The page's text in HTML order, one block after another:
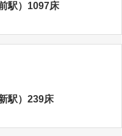
駅）1097床
駅）239床